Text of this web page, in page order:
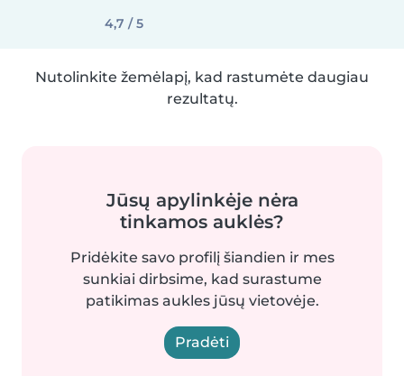
4,7 / 5
Nutolinkite žemėlapį, kad rastumėte daugiau
rezultatų.
Jūsų apylinkėje nėra
tinkamos auklės?
Pridėkite savo profilį šiandien ir mes
sunkiai dirbsime, kad surastume
patikimas aukles jūsų vietovėje.
Pradėti